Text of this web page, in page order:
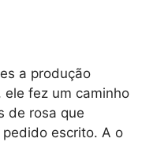
a produção
fez um caminho
de rosa que
escrito. A o